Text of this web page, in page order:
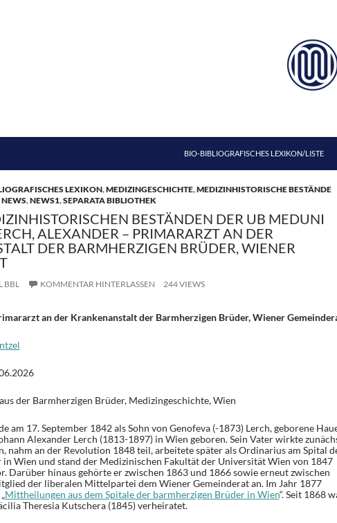
BIO-BIBLIOGRAFISCHES LEXIKON/LISTE
LEXIKON,MEDIZINGESCHICHTE,MEDIZINHISTORISCHE BESTÄNDE
NEWS,NEWS1,SEPARATA BIBLIOTHEK
BESTÄNDEN DER UB MEDUNI
ALEXANDER – PRIMARARZT AN DER
DER BARMHERZIGEN BRÜDER, WIENER
BBL KOMMENTAR HINTERLASSEN 244 VIEWS
an der Krankenanstalt der Barmherzigen Brüder, Wiener
der Barmherzigen Brüder, Medizingeschichte, Wien
am 17. September 1842 als Sohn von Genofeva (-1873) Lerch, geborene
Alexander Lerch (1813-1897) in Wien geboren. Sein Vater wirkte
nahm an der Revolution 1848 teil, arbeitete später als Ordinarius am Spital
in Wien und stand der Medizinischen Fakultät der Universität Wien von 1847
Darüber hinaus gehörte er zwischen 1863 und 1866 sowie erneut zwischen
der liberalen Mittelpartei dem Wiener Gemeinderat an. Im Jahr 1877
Mittheilungen aus dem Spitale der barmherzigen Brüder in Wien“. Seit 1868
Theresia Kutschera (1845) verheiratet.